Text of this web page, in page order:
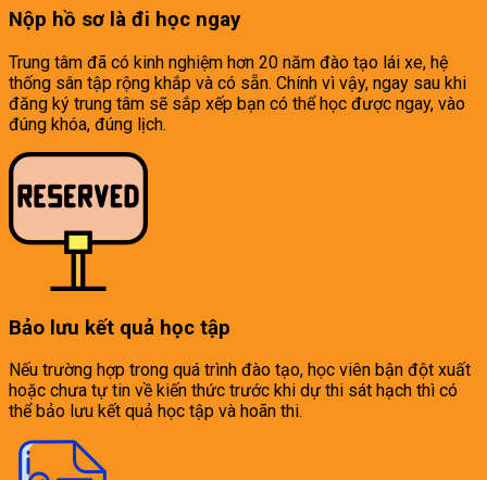
Nộp hồ sơ là đi học ngay
Trung tâm đã có kinh nghiệm hơn 20 năm đào tạo lái xe, hệ
thống sân tập rộng khắp và có sẵn. Chính vì vậy, ngay sau khi
đăng ký trung tâm sẽ sắp xếp bạn có thể học được ngay, vào
đúng khóa, đúng lịch.
Bảo lưu kết quả học tập
Nếu trường hợp trong quá trình đào tạo, học viên bận đột xuất
hoặc chưa tự tin về kiến thức trước khi dự thi sát hạch thì có
thể bảo lưu kết quả học tập và hoãn thi.